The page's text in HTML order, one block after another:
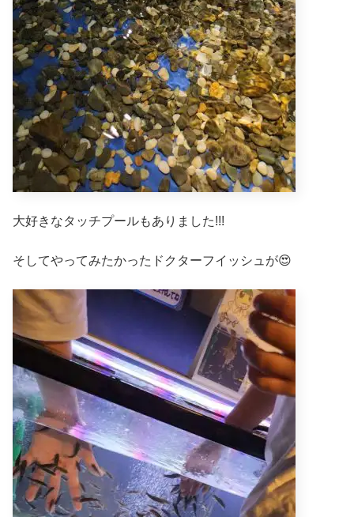
大好きなタッチプールもありました!!!
そしてやってみたかったドクターフイッシュが😍